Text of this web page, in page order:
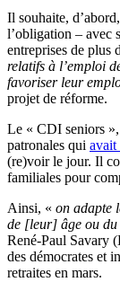
Il souhaite,
l’obligation – avec
entreprises de plus
relatifs à l’emploi
favoriser leur
projet de réforme.
Le « CDI seniors »,
patronales qui avait
(re)voir le jour. Il
familiales pour
Ainsi, « on adapte
de [leur] âge ou du
René-Paul Savary
des démocrates et
retraites en mars.